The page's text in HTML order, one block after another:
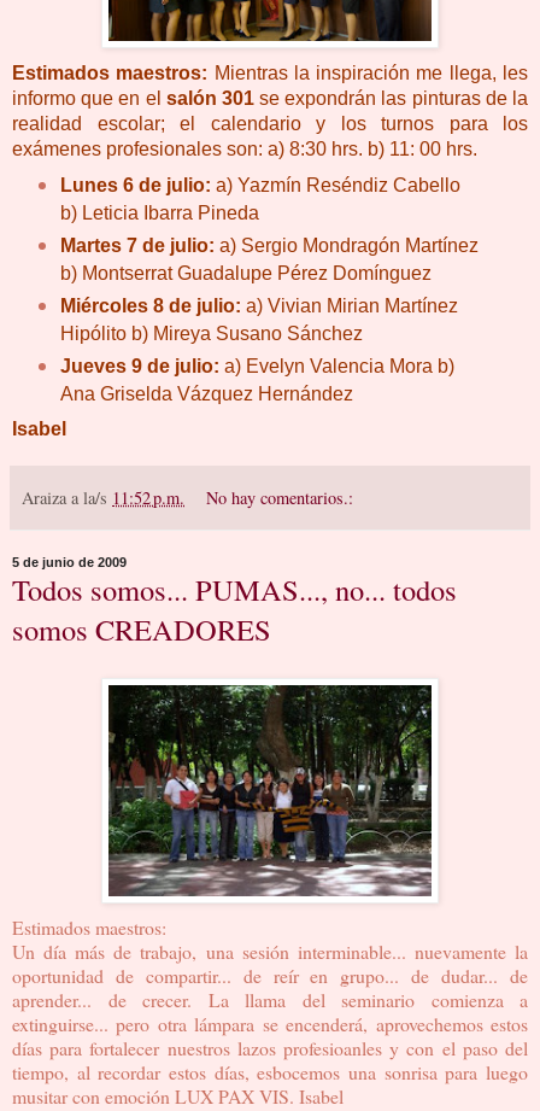
Estimados maestros: Mientras la inspiración me llega, les
informo que en el salón 301se expondrán las pinturas de la
realidad escolar; el calendario y los turnos para los
exámenes profesionales son: a) 8:30 hrs. b) 11: 00 hrs.
Lunes 6 de julio: a) Yazmín Reséndiz Cabello
b) Leticia Ibarra Pineda
Martes 7 de julio: a) Sergio Mondragón Martínez
b) Montserrat Guadalupe Pérez Domínguez
Miércoles 8 de julio: a) Vivian Mirian Martínez
Hipólito b) Mireya Susano Sánchez
Jueves 9 de julio: a) Evelyn Valencia Mora b)
Ana Griselda Vázquez Hernández
Isabel
Araiza a la/s 11:52 p.m. No hay comentarios.:
5 de junio de 2009
Todos somos... PUMAS..., no... todos
somos CREADORES
Estimados maestros:
Un día más de trabajo, una sesión interminable... nuevamente la
oportunidad de compartir... de reír en grupo... de dudar... de
aprender... de crecer. La llama del seminario comienza a
extinguirse... pero otra lámpara se encenderá, aprovechemos estos
días para fortalecer nuestros lazos profesioanles y con el paso del
tiempo, al recordar estos días, esbocemos una sonrisa para luego
musitar con emoción LUX PAX VIS. Isabel